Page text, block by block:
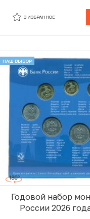
В ИЗБРАННОЕ
НАШ ВЫБОР
Годовой набор
России 2026